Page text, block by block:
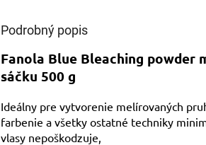
Podrobný popis
Fanola Blue Bleaching powder
sáčku 500 g
Ideálny pre vytvorenie melírovaných
farbenie a všetky ostatné techniky
vlasy nepoškodzuje,